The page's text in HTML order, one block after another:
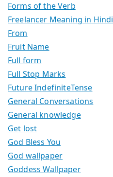
Forms of the Verb
Freelancer Meaning in Hindi
From
Fruit Name
Full form
Full Stop Marks
Future IndefiniteTense
General Conversations
General knowledge
Get lost
God Bless You
God wallpaper
Goddess Wallpaper